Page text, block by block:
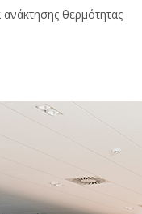
θερμότητας